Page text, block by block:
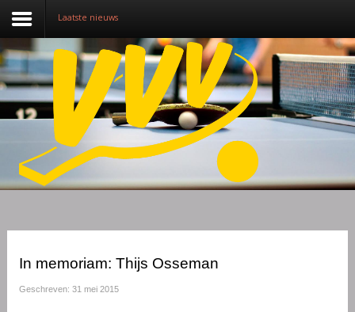
Nieuws
Over VVV
Lidmaatschap
Competitie
Sponsoring
Laatste nieuws
In memoriam: Thijs Osseman
Geschreven: 31 mei 2015